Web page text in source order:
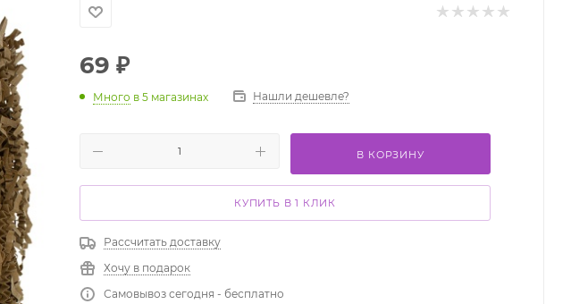
69 ₽
Много в 5 магазинах Нашли дешевле?
В КОРЗИНУ
КУПИТЬ В 1 КЛИК
Рассчитать доставку
Хочу в подарок
Самовывоз сегодня - бесплатно